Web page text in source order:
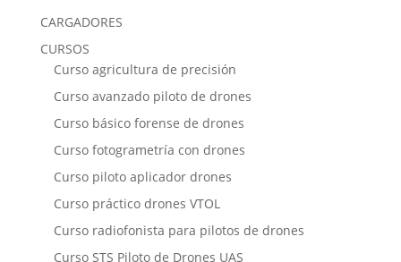
CARGADORES
CURSOS
Curso agricultura de precisión
Curso avanzado piloto de drones
Curso básico forense de drones
Curso fotogrametría con drones
Curso piloto aplicador drones
Curso práctico drones VTOL
Curso radiofonista para pilotos de drones
Curso STS Piloto de Drones UAS